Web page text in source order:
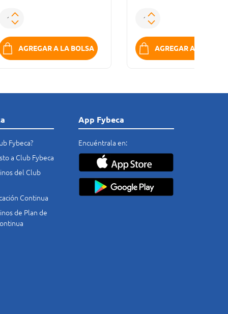
AGREGAR A LA BOLSA AGREGAR A LA
Fybeca?
a Club Fybeca
del Club
Continua
de Plan de
App Fybeca
Encuéntrala en: